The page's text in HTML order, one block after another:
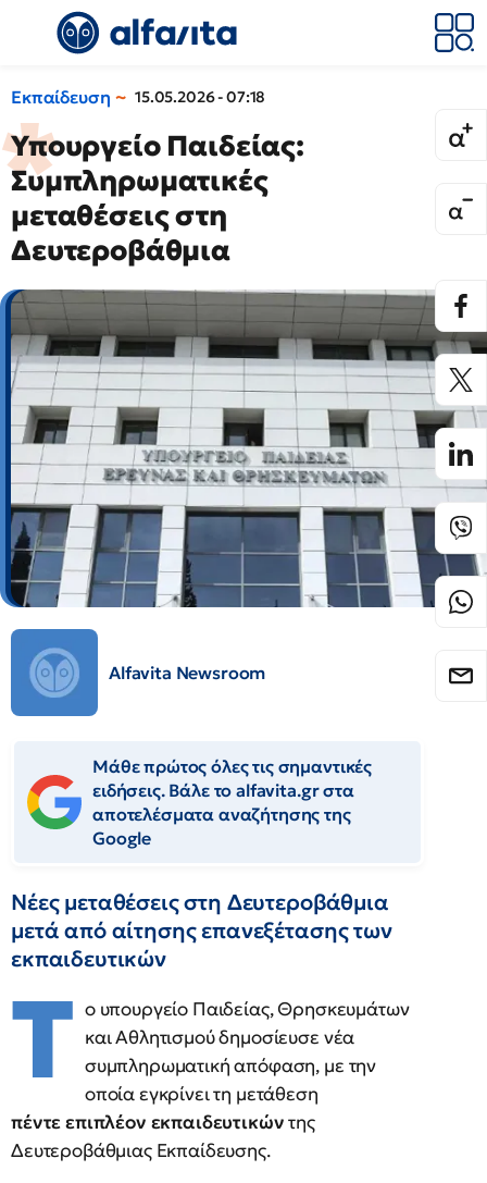
Εκπαίδευση 15.05.2026 - 07:18
Υπουργείο Παιδείας:
Συμπληρωματικές
μεταθέσεις στη
Δευτεροβάθμια
Alfavita Newsroom
Μάθε πρώτος όλες τις σημαντικές
ειδήσεις. Βάλε το alfavita.gr στα
αποτελέσματα αναζήτησης της
Google
Νέες μεταθέσεις στη Δευτεροβάθμια
μετά από αίτησης επανεξέτασης των
εκπαιδευτικών
Τ ο υπουργείο Παιδείας, Θρησκευμάτων
και Αθλητισμού δημοσίευσε νέα
συμπληρωματική απόφαση, με την
οποία εγκρίνει τη μετάθεση
πέντε επιπλέον εκπαιδευτικώντης
Δευτεροβάθμιας Εκπαίδευσης.